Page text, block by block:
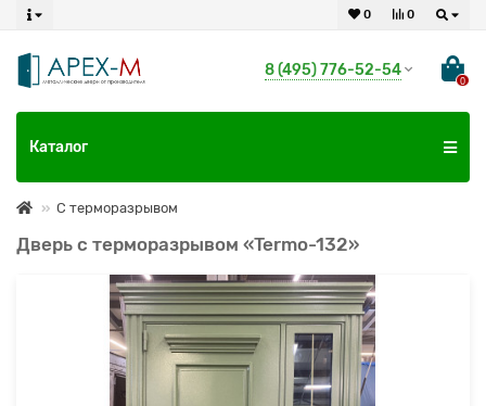
0
0
8 (495) 776-52-54
0
Каталог
С терморазрывом
Дверь с терморазрывом «Termo-132»